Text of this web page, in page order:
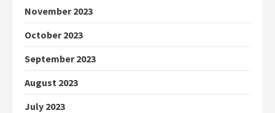
November 2023
October 2023
September 2023
August 2023
July 2023